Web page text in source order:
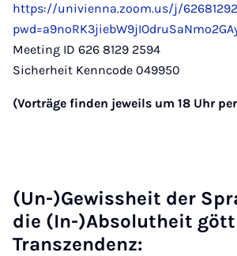
https://univienna.zoom.us/j/
Meeting ID 626 8129 2594
Sicherheit Kenncode 049950
(Vorträge finden jeweils um 18 Uhr
(Un-)Gewissheit der
die (In-)Absolutheit
Transzendenz: